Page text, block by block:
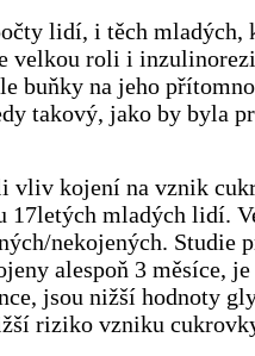
lidí, i těch mladých,
velkou roli i
buňky na jeho
takový, jako by byla
vliv kojení na vznik
17letých mladých lidí.
nekojených. Studie
alespoň 3 měsíce,
jsou nižší hodnoty
riziko vzniku